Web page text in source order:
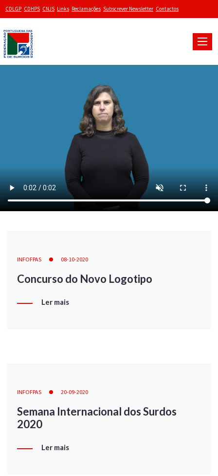
CDLGP CDHPS CNJS Links Reclamações Subscrever Newsletter Contactos
Toggle
INFOFPAS 08-10-2020
Concurso do Novo Logotipo
Ler mais
INFOFPAS 20-09-2020
Semana Internacional dos Surdos
2020
Ler mais